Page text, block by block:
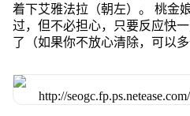
着下艾雅法拉（朝左）。 桃金
过，但不必担心，只要反应快
了（如果你不放心清除，可以